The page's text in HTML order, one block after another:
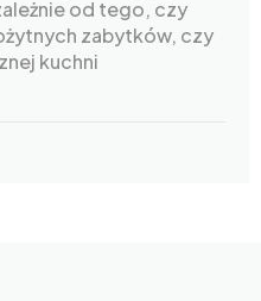
od tego, czy
zabytków, czy
kuchni